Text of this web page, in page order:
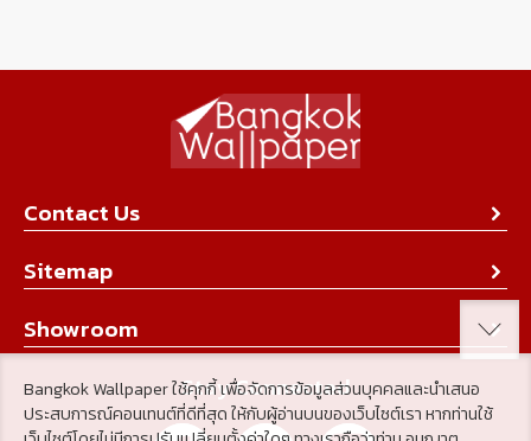
Bangkok Wallpaper ใช้คุกกี้ เพื่อจัดการข้อมูลส่วนบุคคลและนำเสนอ
ประสบการณ์คอนเทนต์ที่ดีที่สุด ให้กับผู้อ่านบนของเว็บไซต์เรา หากท่านใช้
Contact Us
About Us
Contact Us
Achievement
Sitemap
Collection
Product
Tips & Tricks
About Us
Showroom
Stay Connected